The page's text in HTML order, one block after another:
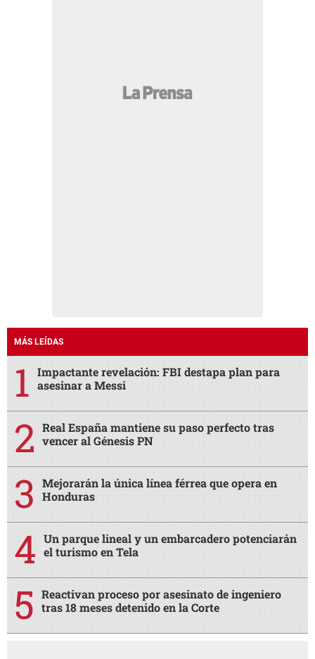
MÁS LEÍDAS
Impactante revelación: FBI destapa plan para
asesinar a Messi
Real España mantiene su paso perfecto tras
vencer al Génesis PN
Mejorarán la única línea férrea que opera en
Honduras
Un parque lineal y un embarcadero potenciarán
el turismo en Tela
Reactivan proceso por asesinato de ingeniero
tras 18 meses detenido en la Corte